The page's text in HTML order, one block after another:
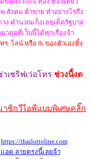
สังคม ค้าขาย ทำอย่างไรถึง
ง คำนวณเก็งเลขเด็ดรัฐบาล
าคุยที่เว็บนี้ได้ทุกเรื่องจ้า
. ไลน์ หรือ fb ของตัวเองทิ้ง
เชริฟเว่อโทร ช่วงนี้งด
าชิกวีไอพีแบบพิเศษคลิ๊ก
https://thailottoline.com
อด ลายตรงนี้เลยจ้า